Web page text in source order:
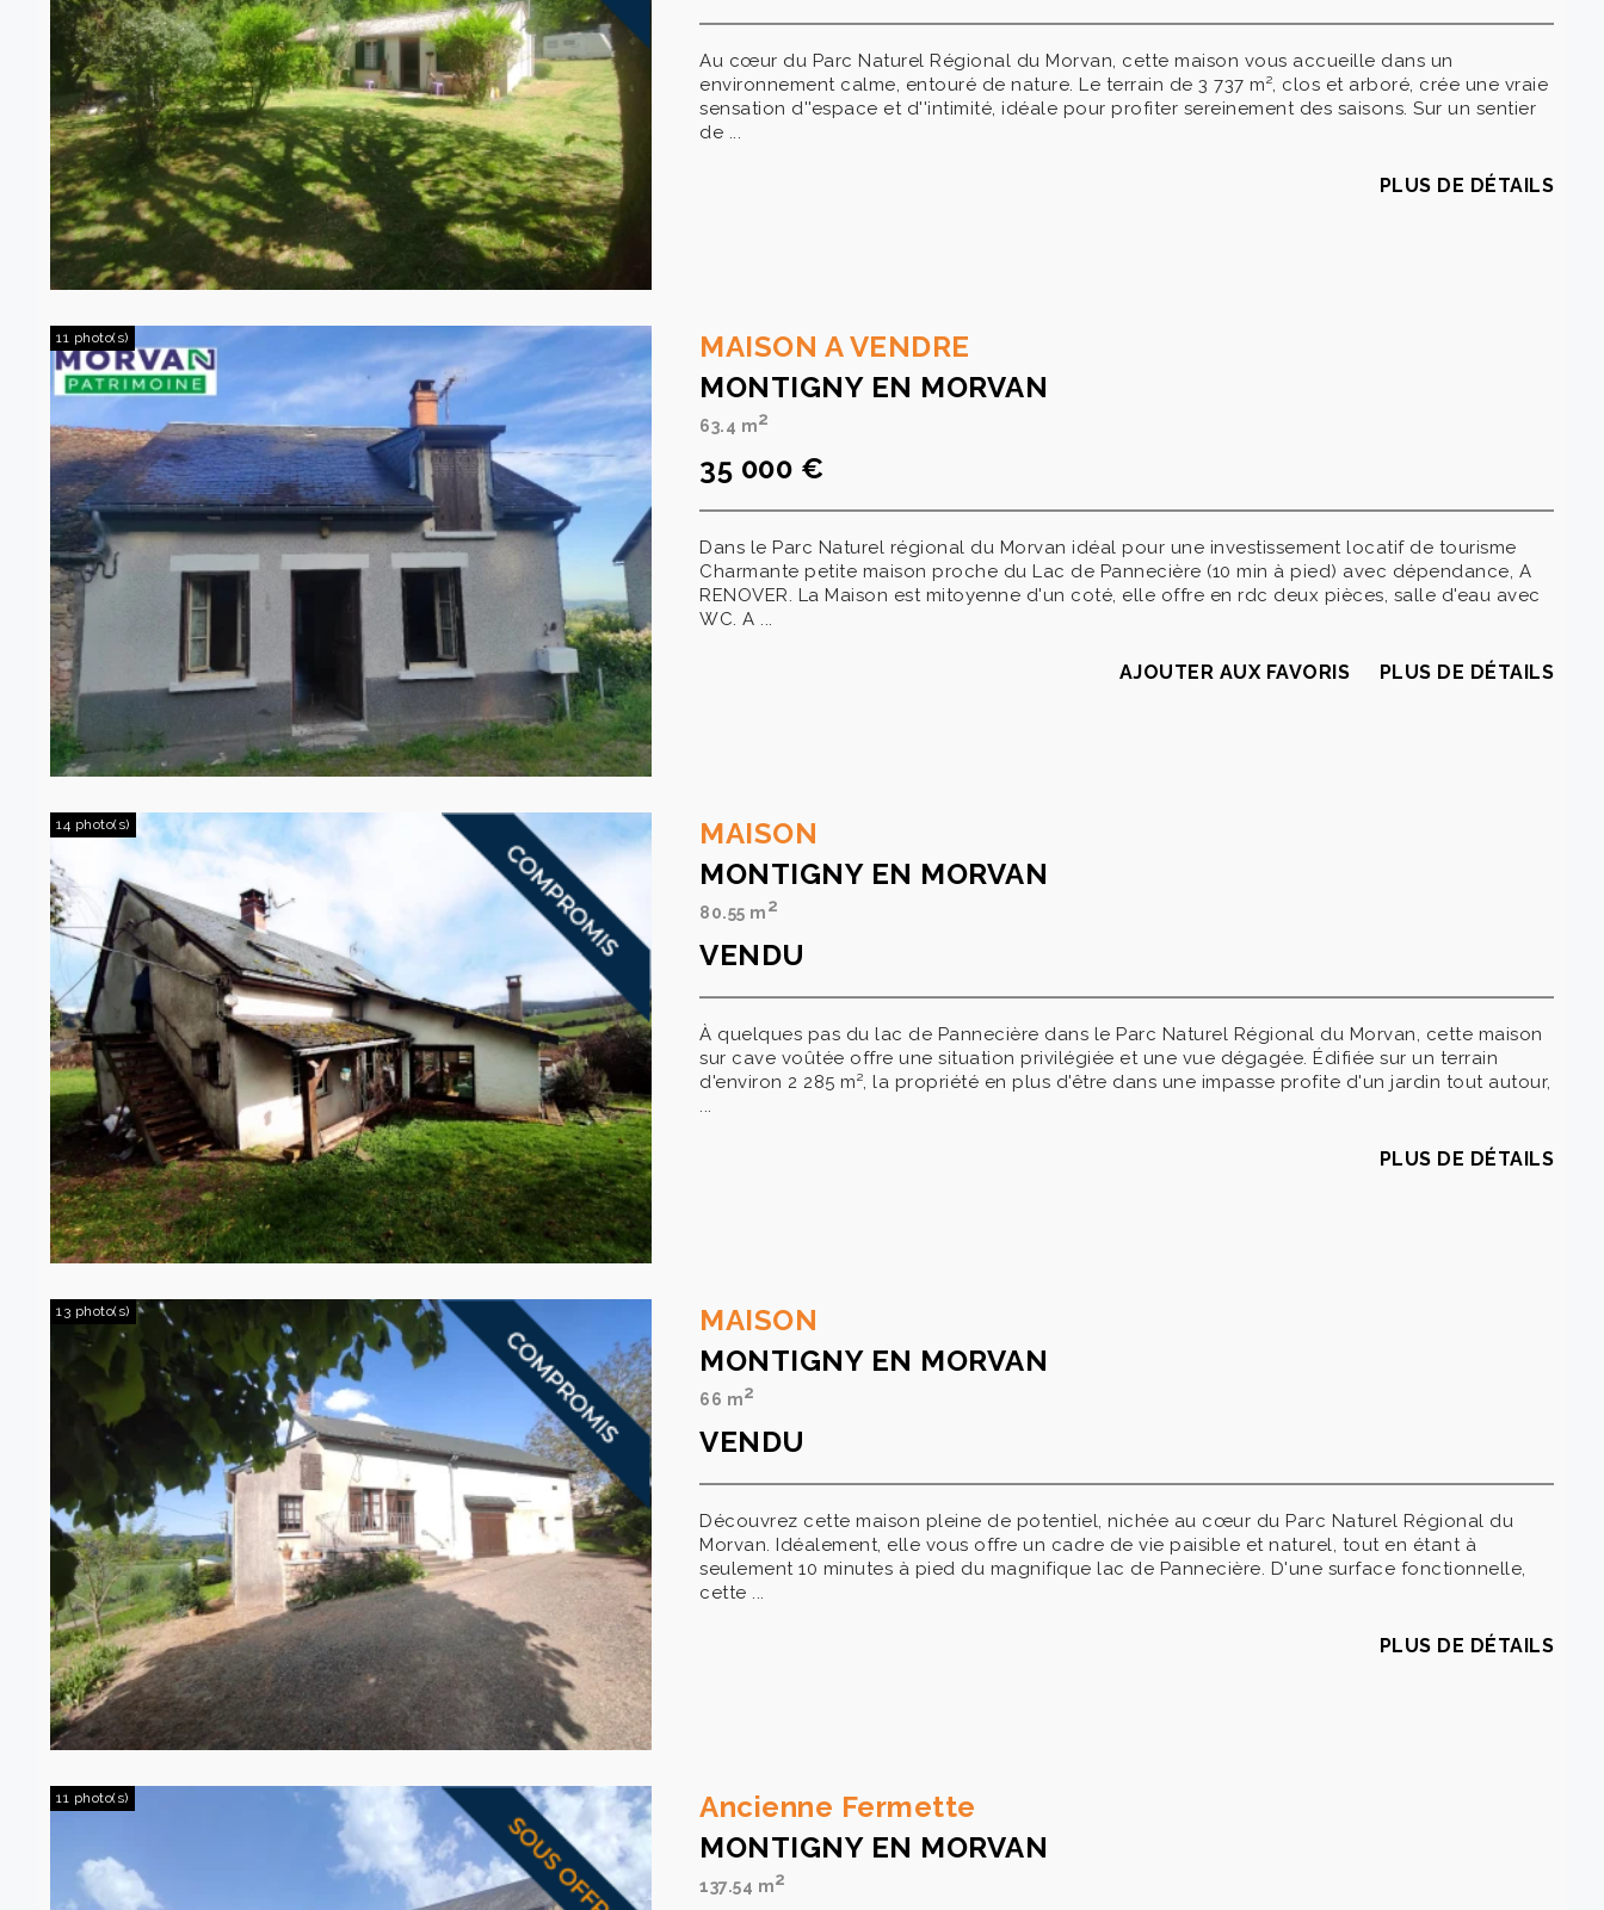
Au cœur du Parc Naturel Régional du Morvan, cette maison vous accueille dans un
environnement calme, entouré de nature. Le terrain de 3 737 m², clos et arboré, crée une vraie
sensation d''espace et d''intimité, idéale pour profiter sereinement des saisons. Sur un sentier
de ...
PLUS DE DÉTAILS
11 photo(s)
MAISON A VENDRE
MONTIGNY EN MORVAN
63.4 m2
35 000 €
Dans le Parc Naturel régional du Morvan idéal pour une investissement locatif de tourisme
Charmante petite maison proche du Lac de Pannecière (10 min à pied) avec dépendance, A
RENOVER. La Maison est mitoyenne d'un coté, elle offre en rdc deux pièces, salle d'eau avec
WC. A ...
AJOUTER AUX FAVORIS PLUS DE DÉTAILS
14 photo(s)
MAISON
MONTIGNY EN MORVAN
80.55 m2
VENDU
À quelques pas du lac de Pannecière dans le Parc Naturel Régional du Morvan, cette maison
sur cave voûtée offre une situation privilégiée et une vue dégagée. Édifiée sur un terrain
d'environ 2 285 m², la propriété en plus d'être dans une impasse profite d'un jardin tout autour,
...
PLUS DE DÉTAILS
13 photo(s)
MAISON
MONTIGNY EN MORVAN
66 m2
VENDU
Découvrez cette maison pleine de potentiel, nichée au cœur du Parc Naturel Régional du
Morvan. Idéalement, elle vous offre un cadre de vie paisible et naturel, tout en étant à
seulement 10 minutes à pied du magnifique lac de Pannecière. D'une surface fonctionnelle,
cette ...
PLUS DE DÉTAILS
11 photo(s)
Ancienne Fermette
MONTIGNY EN MORVAN
137.54 m2